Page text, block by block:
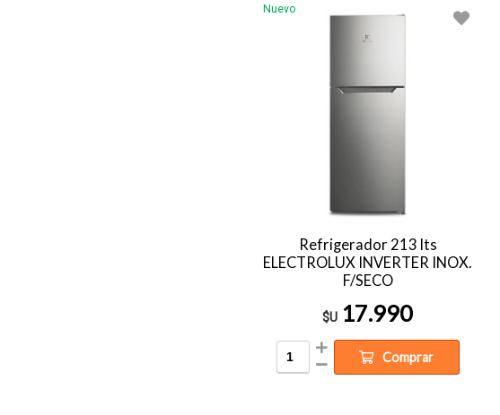
Nuevo
Refrigerador 213 lts
ELECTROLUX INVERTER INOX.
F/SECO
$U 17.990
Comprar